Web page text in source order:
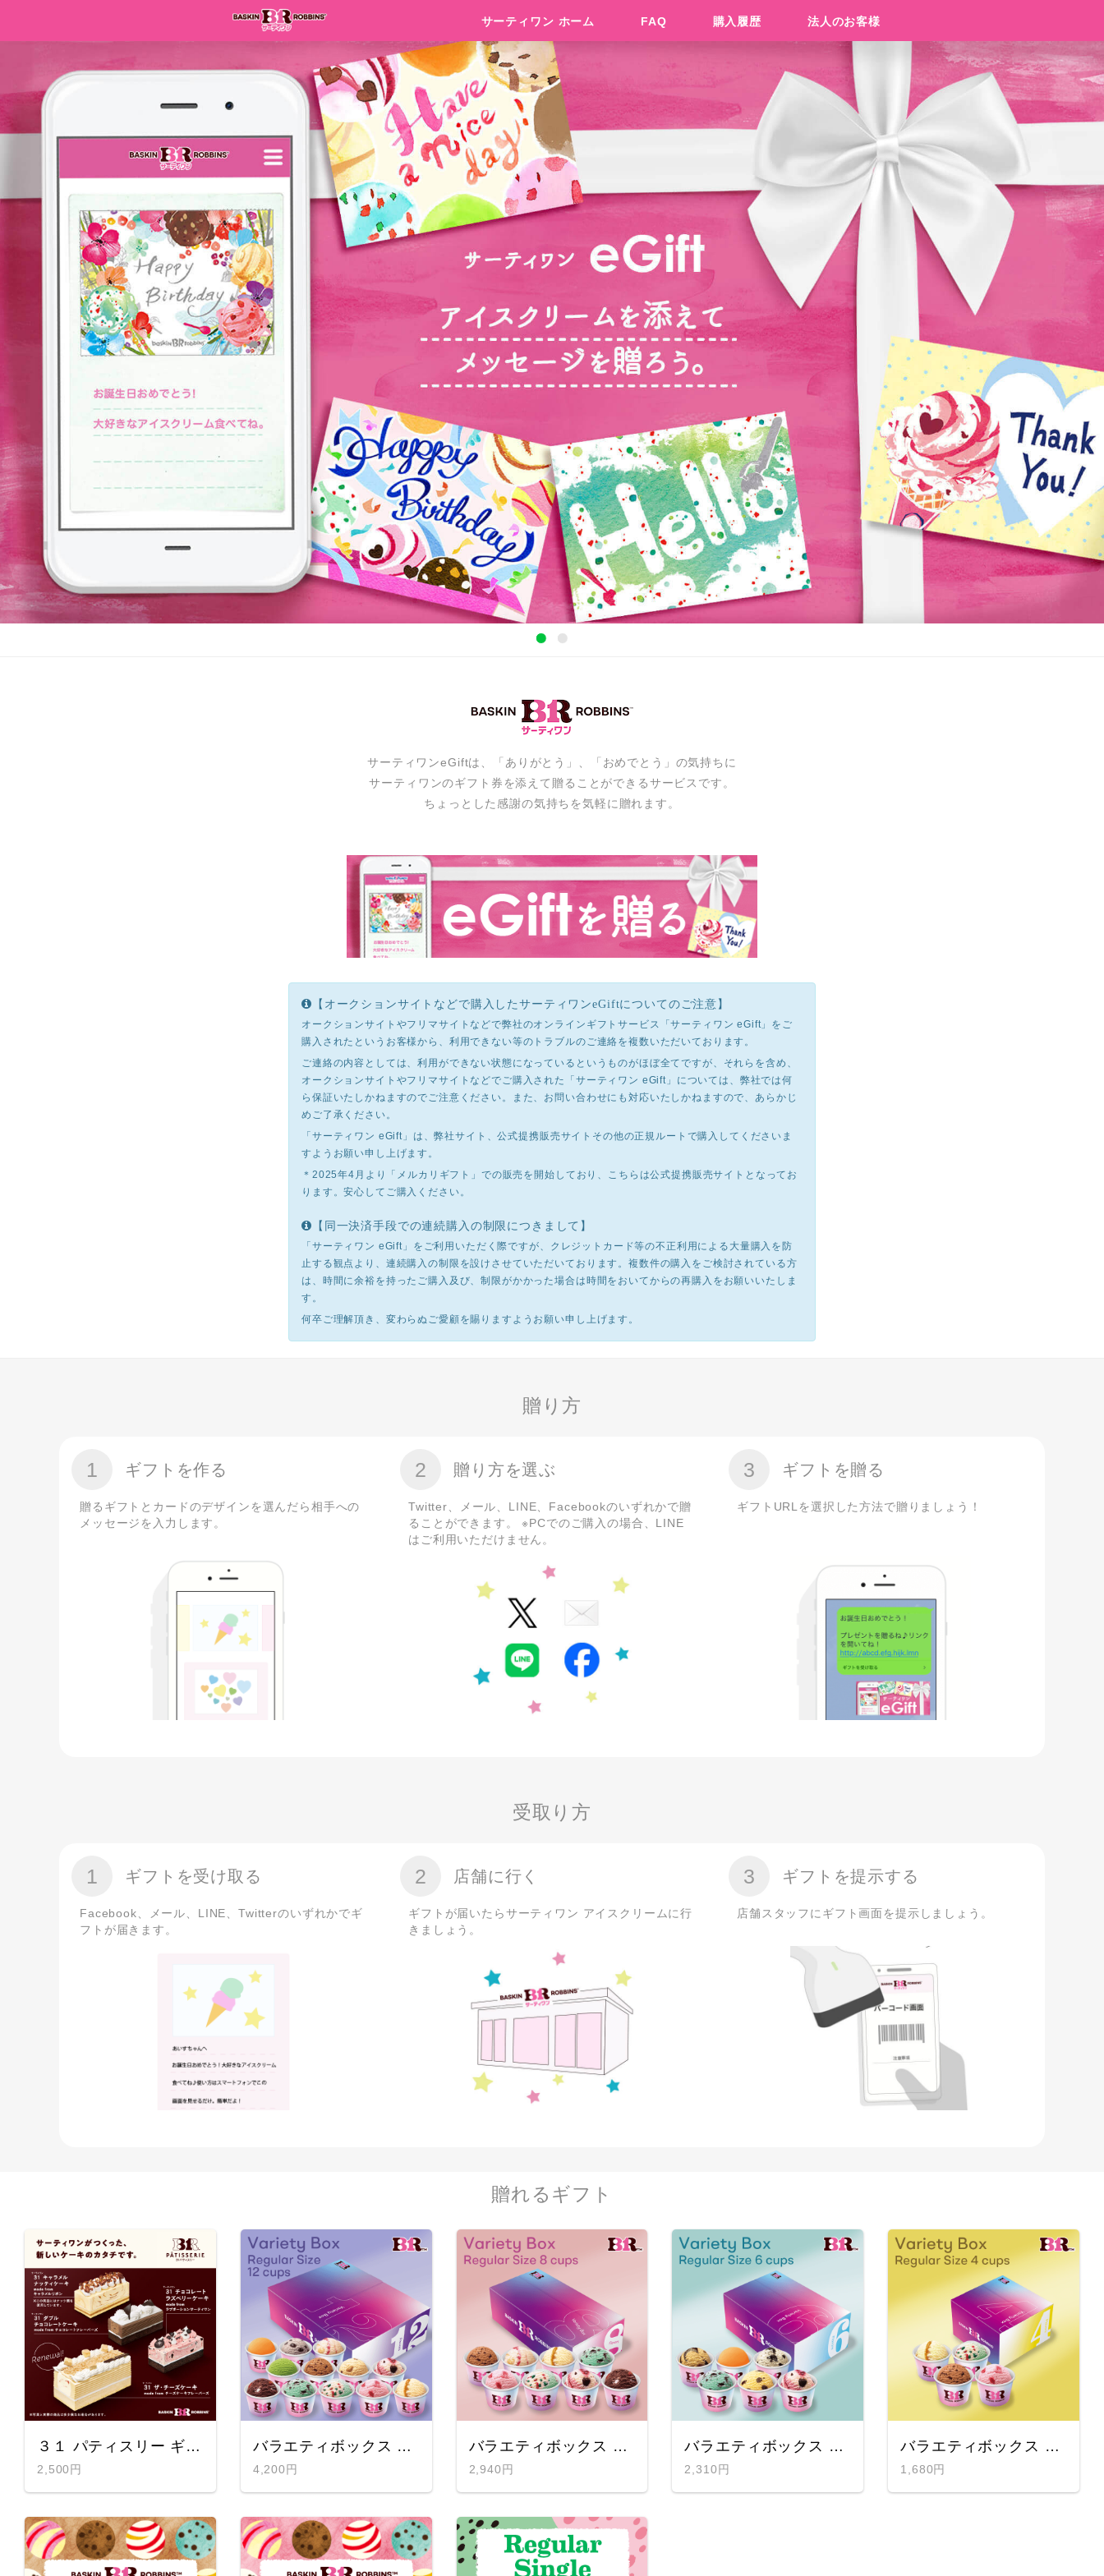
トップページ
法人のお客様
サーティワン ホーム FAQ 購入履歴 法人のお客様
サーティワンeGiftは、「ありがとう」、「おめでとう」の気持ちに
サーティワンのギフト券を添えて贈ることができるサービスです。
ちょっとした感謝の気持ちを気軽に贈れます。
【オークションサイトなどで購入したサーティワンeGiftについてのご注意】
オークションサイトやフリマサイトなどで弊社のオンラインギフトサービス「サーティワン eGift」をご
購入されたというお客様から、利用できない等のトラブルのご連絡を複数いただいております。
ご連絡の内容としては、利用ができない状態になっているというものがほぼ全てですが、それらを含め、
オークションサイトやフリマサイトなどでご購入された「サーティワン eGift」については、弊社では何
ら保証いたしかねますのでご注意ください。また、お問い合わせにも対応いたしかねますので、あらかじ
めご了承ください。
「サーティワン eGift」は、弊社サイト、公式提携販売サイトその他の正規ルートで購入してくださいま
すようお願い申し上げます。
＊2025年4月より「メルカリギフト」での販売を開始しており、こちらは公式提携販売サイトとなってお
ります。安心してご購入ください。
【同一決済手段での連続購入の制限につきまして】
「サーティワン eGift」をご利用いただく際ですが、クレジットカード等の不正利用による大量購入を防
止する観点より、連続購入の制限を設けさせていただいております。複数件の購入をご検討されている方
は、時間に余裕を持ったご購入及び、制限がかかった場合は時間をおいてからの再購入をお願いいたしま
す。
何卒ご理解頂き、変わらぬご愛顧を賜りますようお願い申し上げます。
贈り方
1 ギフトを作る
贈るギフトとカードのデザインを選んだら相手への
メッセージを入力します。
2 贈り方を選ぶ
Twitter、メール、LINE、Facebookのいずれかで贈
ることができます。 ※PCでのご購入の場合、LINE
はご利用いただけません。
3 ギフトを贈る
ギフトURLを選択した方法で贈りましょう！
受取り方
1 ギフトを受け取る
Facebook、メール、LINE、Twitterのいずれかでギ
フトが届きます。
2 店舗に行く
ギフトが届いたらサーティワン アイスクリームに行
きましょう。
3 ギフトを提示する
店舗スタッフにギフト画面を提示しましょう。
贈れるギフト
３１ パティスリー ギフト券
2,500円
バラエティボックス レギュラー12コ入りギフト券
4,200円
バラエティボックス レギュラー8コ入りギフト券
2,940円
バラエティボックス レギュラー6コ入りギフト券
2,310円
バラエティボックス レギュラー4コ入りギフト券
1,680円